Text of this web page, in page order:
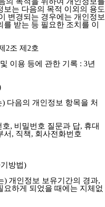
는 다음의 목적 이외의 용도
변경되는 경우에는 개인정보
받는 등 필요한 조치를 이
2조 제2호
이용 등에 관한 기록 : 3년
) 다음의 개인정보 항목을 처
, 비밀번호 질문과 답, 휴대
서, 직책, 회사전화번호
방법)
개인정보 보유기간의 경과,
요하게 되었을 때에는 지체없